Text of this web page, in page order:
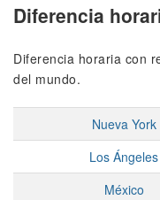
Diferencia
Diferencia horaria con
del mundo.
Nueva York
Los Ángeles
México